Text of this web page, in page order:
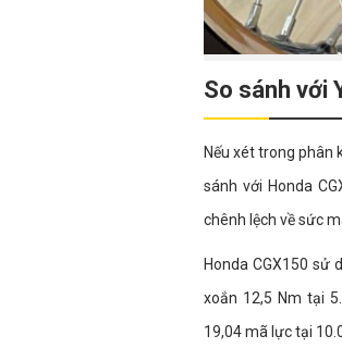
So sánh với
Nếu xét trong phân
sánh với Honda
chênh lệch về sức
Honda CGX150
xoắn 12,5 Nm tại
19,04 mã lực tại